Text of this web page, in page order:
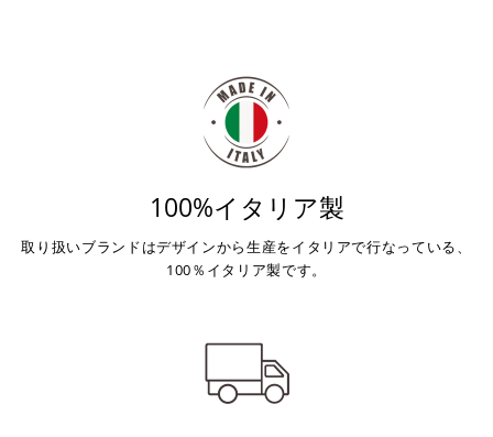
100%イタリア製
取り扱いブランドはデザインから生産をイタリアで行なっている、
100％イタリア製です。